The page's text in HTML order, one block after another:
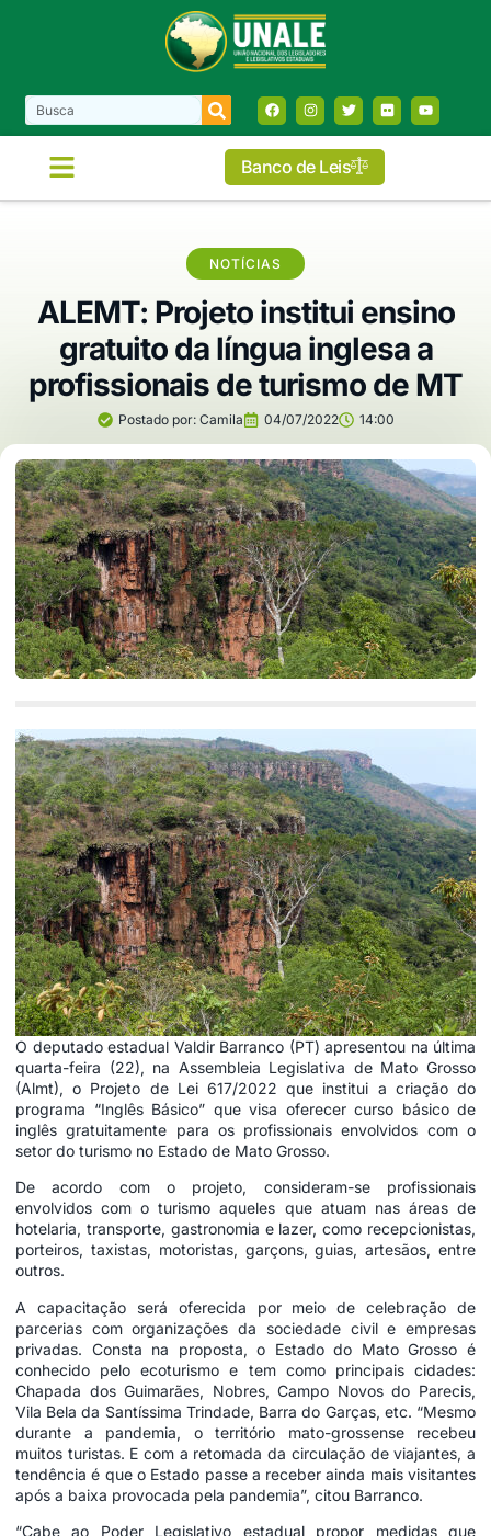
Banco de Leis
NOTÍCIAS
ALEMT: Projeto institui ensino
gratuito da língua inglesa a
profissionais de turismo de MT
Postado por:Camila 04/07/2022 14:00
O deputado estadual Valdir Barranco (PT) apresentou na última
quarta-feira (22), na Assembleia Legislativa de Mato Grosso
(Almt), o Projeto de Lei 617/2022 que institui a criação do
programa “Inglês Básico” que visa oferecer curso básico de
inglês gratuitamente para os profissionais envolvidos com o
setor do turismo no Estado de Mato Grosso.
De acordo com o projeto, consideram-se profissionais
envolvidos com o turismo aqueles que atuam nas áreas de
hotelaria, transporte, gastronomia e lazer, como recepcionistas,
porteiros, taxistas, motoristas, garçons, guias, artesãos, entre
outros.
A capacitação será oferecida por meio de celebração de
parcerias com organizações da sociedade civil e empresas
privadas. Consta na proposta, o Estado do Mato Grosso é
conhecido pelo ecoturismo e tem como principais cidades:
Chapada dos Guimarães, Nobres, Campo Novos do Parecis,
Vila Bela da Santíssima Trindade, Barra do Garças, etc. “Mesmo
durante a pandemia, o território mato-grossense recebeu
muitos turistas. E com a retomada da circulação de viajantes, a
tendência é que o Estado passe a receber ainda mais visitantes
após a baixa provocada pela pandemia”, citou Barranco.
“Cabe ao Poder Legislativo estadual propor medidas que